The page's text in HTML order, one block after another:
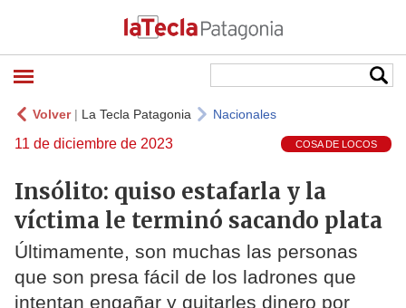
Volver| La Tecla Patagonia Nacionales
11 de diciembre de 2023 COSA DE LOCOS
Insólito: quiso estafarla y la
víctima le terminó sacando plata
Últimamente, son muchas las personas
que son presa fácil de los ladrones que
intentan engañar y quitarles dinero por